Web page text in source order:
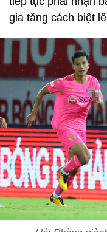
gia tăng cách biệt